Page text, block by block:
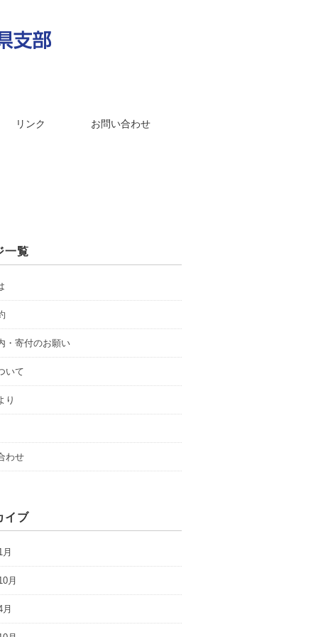
リンク お問い合わせ
一覧
・寄付のお願い
いて
り
わせ
イブ
月